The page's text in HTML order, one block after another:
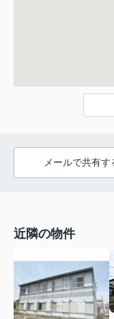
メールで共有す
近隣の物件